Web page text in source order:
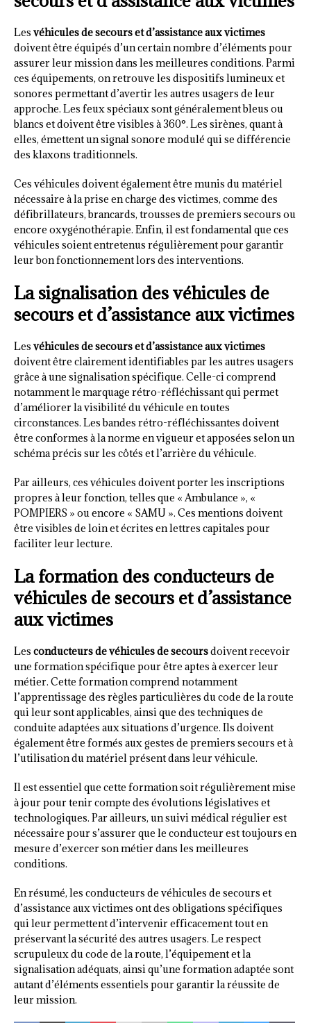
Les véhicules de secours et d’assistance aux victimes
doivent être équipés d’un certain nombre d’éléments pour
assurer leur mission dans les meilleures conditions. Parmi
ces équipements, on retrouve les dispositifs lumineux et
sonores permettant d’avertir les autres usagers de leur
approche. Les feux spéciaux sont généralement bleus ou
blancs et doivent être visibles à 360°. Les sirènes, quant à
elles, émettent un signal sonore modulé qui se différencie
des klaxons traditionnels.
Ces véhicules doivent également être munis du matériel
nécessaire à la prise en charge des victimes, comme des
défibrillateurs, brancards, trousses de premiers secours ou
encore oxygénothérapie. Enfin, il est fondamental que ces
véhicules soient entretenus régulièrement pour garantir
leur bon fonctionnement lors des interventions.
La signalisation des véhicules de
secours et d’assistance aux victimes
Les véhicules de secours et d’assistance aux victimes
doivent être clairement identifiables par les autres usagers
grâce à une signalisation spécifique. Celle-ci comprend
notamment le marquage rétro-réfléchissant qui permet
d’améliorer la visibilité du véhicule en toutes
circonstances. Les bandes rétro-réfléchissantes doivent
être conformes à la norme en vigueur et apposées selon un
schéma précis sur les côtés et l’arrière du véhicule.
Par ailleurs, ces véhicules doivent porter les inscriptions
propres à leur fonction, telles que « Ambulance », «
POMPIERS » ou encore « SAMU ». Ces mentions doivent
être visibles de loin et écrites en lettres capitales pour
faciliter leur lecture.
La formation des conducteurs de
véhicules de secours et d’assistance
aux victimes
Les conducteurs de véhicules de secoursdoivent recevoir
une formation spécifique pour être aptes à exercer leur
métier. Cette formation comprend notamment
l’apprentissage des règles particulières du code de la route
qui leur sont applicables, ainsi que des techniques de
conduite adaptées aux situations d’urgence. Ils doivent
également être formés aux gestes de premiers secours et à
l’utilisation du matériel présent dans leur véhicule.
Il est essentiel que cette formation soit régulièrement mise
à jour pour tenir compte des évolutions législatives et
technologiques. Par ailleurs, un suivi médical régulier est
nécessaire pour s’assurer que le conducteur est toujours en
mesure d’exercer son métier dans les meilleures
conditions.
En résumé, les conducteurs de véhicules de secours et
d’assistance aux victimes ont des obligations spécifiques
qui leur permettent d’intervenir efficacement tout en
préservant la sécurité des autres usagers. Le respect
scrupuleux du code de la route, l’équipement et la
signalisation adéquats, ainsi qu’une formation adaptée sont
autant d’éléments essentiels pour garantir la réussite de
leur mission.